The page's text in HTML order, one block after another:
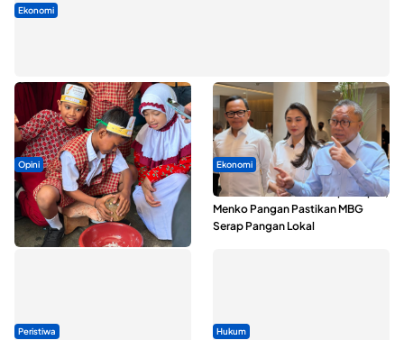
Ekonomi
Opini
Tak Sekadar Memarut Kelapa,
Kukuran Tongole Jadi Media
Belajar Etnosains
Ekonomi
SPPG di Maluku Utara Dipercepat,
Menko Pangan Pastikan MBG
Serap Pangan Lokal
Peristiwa Hukum